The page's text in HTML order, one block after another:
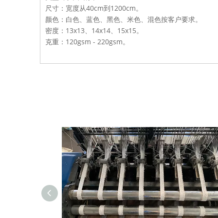
尺寸：宽度从40cm到1200cm。
颜色：白色、蓝色、黑色、米色、混色按客户要求。
密度：13x13、14x14、15x15。
克重：120gsm - 220gsm。